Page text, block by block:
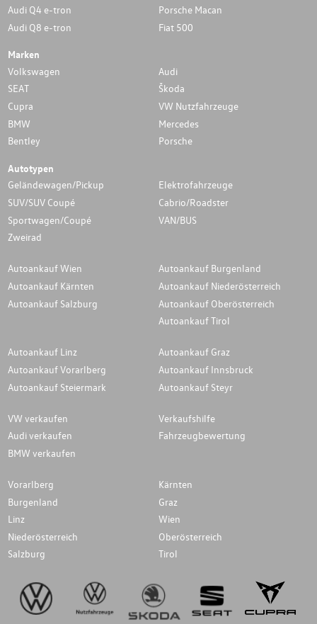
Audi Q4 e-tron
Audi Q8 e-tron
Porsche Macan
Fiat 500
Marken
Volkswagen
Audi
SEAT
Škoda
Cupra
VW Nutzfahrzeuge
BMW
Mercedes
Bentley
Porsche
Autotypen
Geländewagen/Pickup
Elektrofahrzeuge
SUV/SUV Coupé
Cabrio/Roadster
Sportwagen/Coupé
VAN/BUS
Zweirad
Autoankauf Wien
Autoankauf Kärnten
Autoankauf Salzburg
Autoankauf Burgenland
Autoankauf Niederösterreich
Autoankauf Oberösterreich
Autoankauf Tirol
Autoankauf Linz
Autoankauf Vorarlberg
Autoankauf Steiermark
Autoankauf Graz
Autoankauf Innsbruck
Autoankauf Steyr
VW verkaufen
Audi verkaufen
BMW verkaufen
Verkaufshilfe
Fahrzeugbewertung
Vorarlberg
Kärnten
Burgenland
Graz
Linz
Wien
Niederösterreich
Oberösterreich
Salzburg
Tirol